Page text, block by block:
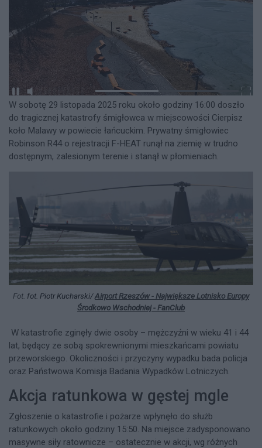
W sobotę 29 listopada 2025 roku około godziny 16:00 doszło
do tragicznej katastrofy śmigłowca w miejscowości Cierpisz
koło Malawy w powiecie łańcuckim. Prywatny śmigłowiec
Robinson R44 o rejestracji F-HEAT runął na ziemię w trudno
dostępnym, zalesionym terenie i stanął w płomieniach.
Fot. fot. Piotr Kucharski/Airport Rzeszów - Największe Lotnisko Europy
Środkowo Wschodniej - FanClub
W katastrofie zginęły dwie osoby – mężczyźni w wieku 41 i 44
lat, będący ze sobą spokrewnionymi mieszkańcami powiatu
przeworskiego. Okoliczności i przyczyny wypadku bada policja
oraz Państwowa Komisja Badania Wypadków Lotniczych.​
Akcja ratunkowa w gęstej mgle
Zgłoszenie o katastrofie i pożarze wpłynęło do służb
ratunkowych około godziny 15:50. Na miejsce zadysponowano
masywne siły ratownicze – ostatecznie w akcji, wg różnych